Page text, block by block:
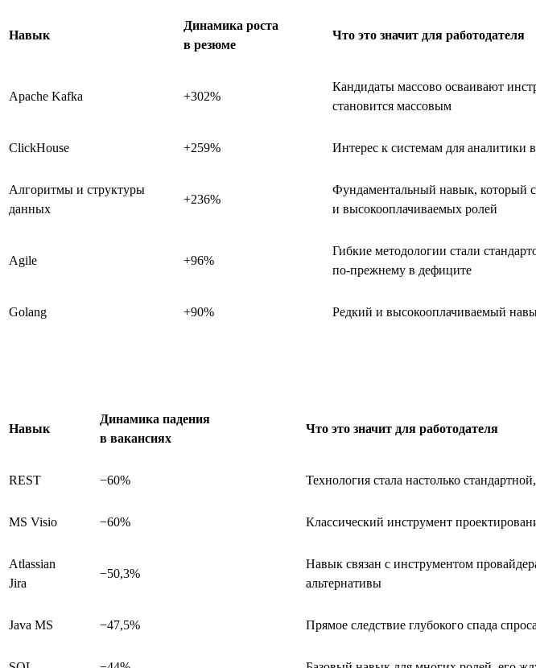
Навык
Динамика роста
в резюме
Что это значит для работодателя
Apache Kafka +302%
Кандидаты массово осваивают
становится массовым
ClickHouse +259% Интерес к системам для аналитики
Алгоритмы и структуры
данных
+236%
Фундаментальный навык, который
и высокооплачиваемых ролей
Agile +96%
Гибкие методологии стали
по-прежнему в дефиците
Golang +90% Редкий и высокооплачиваемый
Навык
Динамика падения
в вакансиях
Что это значит для работодателя
REST −60% Технология стала настолько
MS Visio −60% Классический инструмент
Atlassian
Jira
−50,3%
Навык связан с инструментом
альтернативы
Java MS −47,5% Прямое следствие глубокого спада